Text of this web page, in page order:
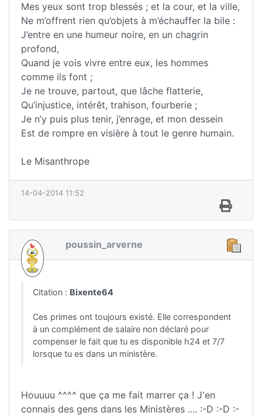
Mes yeux sont trop blessés ; et la cour, et la ville,
Ne m’offrent rien qu’objets à m’échauffer la bile :
J’entre en une humeur noire, en un chagrin
profond,
Quand je vois vivre entre eux, les hommes
comme ils font ;
Je ne trouve, partout, que lâche flatterie,
Qu’injustice, intérêt, trahison, fourberie ;
Je n’y puis plus tenir, j’enrage, et mon dessein
Est de rompre en visière à tout le genre humain.
Le Misanthrope
14-04-2014 11:52
poussin_arverne
Citation : Bixente64
Ces primes ont toujours existé. Elle correspondent
à un complément de salaire non déclaré pour
compenser le fait que tu es disponible h24 et 7/7
lorsque tu es dans un ministère.
Houuuu ^^^^ que ça me fait marrer ça ! J'en
connais des gens dans les Ministères .... :-D :-D :-